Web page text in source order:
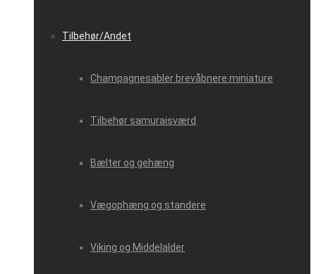
Tilbehør/Andet
Champagnesabler brevåbnere miniature
Tilbehør samuraisværd
Bælter og gehæng
Vægophæng og standere
Viking og Middelalder